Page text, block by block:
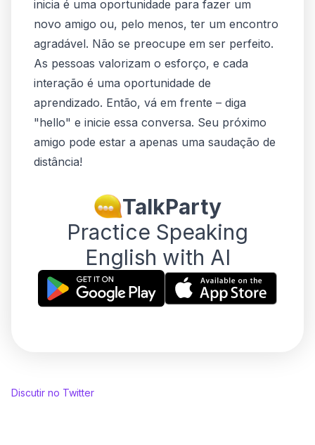
inicia é uma oportunidade para fazer um
novo amigo ou, pelo menos, ter um encontro
agradável. Não se preocupe em ser perfeito.
As pessoas valorizam o esforço, e cada
interação é uma oportunidade de
aprendizado. Então, vá em frente – diga
"hello" e inicie essa conversa. Seu próximo
amigo pode estar a apenas uma saudação de
distância!
TalkParty
Practice Speaking
English with AI
Discutir no Twitter